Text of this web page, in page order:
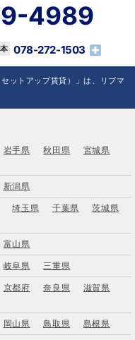
4989
078-272-1503
ットアップ賃貸）」は、リブマ
岩手県 秋田県
宮城県
新潟県
埼玉県 千葉県
茨城県
富山県
岐阜県 三重県
京都府 奈良県
滋賀県
岡山県 鳥取県 島根県